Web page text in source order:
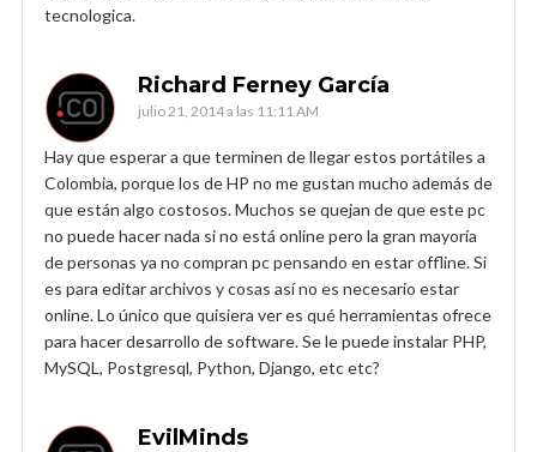
tecnologica.
Richard Ferney García
julio 21, 2014 a las 11:11 AM
Hay que esperar a que terminen de llegar estos portátiles a
Colombia, porque los de HP no me gustan mucho además de
que están algo costosos. Muchos se quejan de que este pc
no puede hacer nada si no está online pero la gran mayoría
de personas ya no compran pc pensando en estar offline. Si
es para editar archivos y cosas así no es necesario estar
online. Lo único que quisiera ver es qué herramientas ofrece
para hacer desarrollo de software. Se le puede instalar PHP,
MySQL, Postgresql, Python, Django, etc etc?
EvilMinds